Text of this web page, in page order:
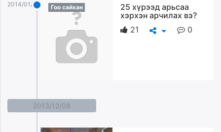
2014/01/05 Гоо сайхан
25 хүрээд арьсаа
хэрхэн арчилах вэ?
21
0
2013/12/08